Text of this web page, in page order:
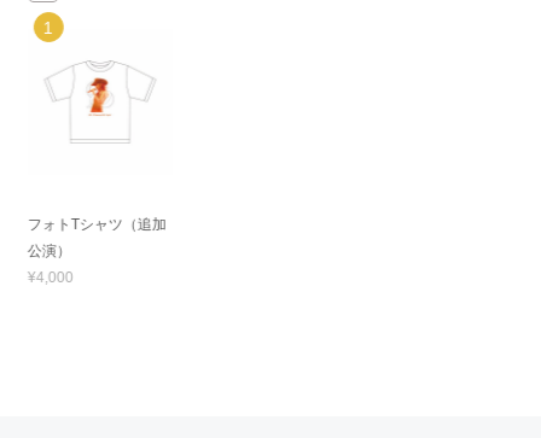
フォトTシャツ（追加
公演）
¥4,000